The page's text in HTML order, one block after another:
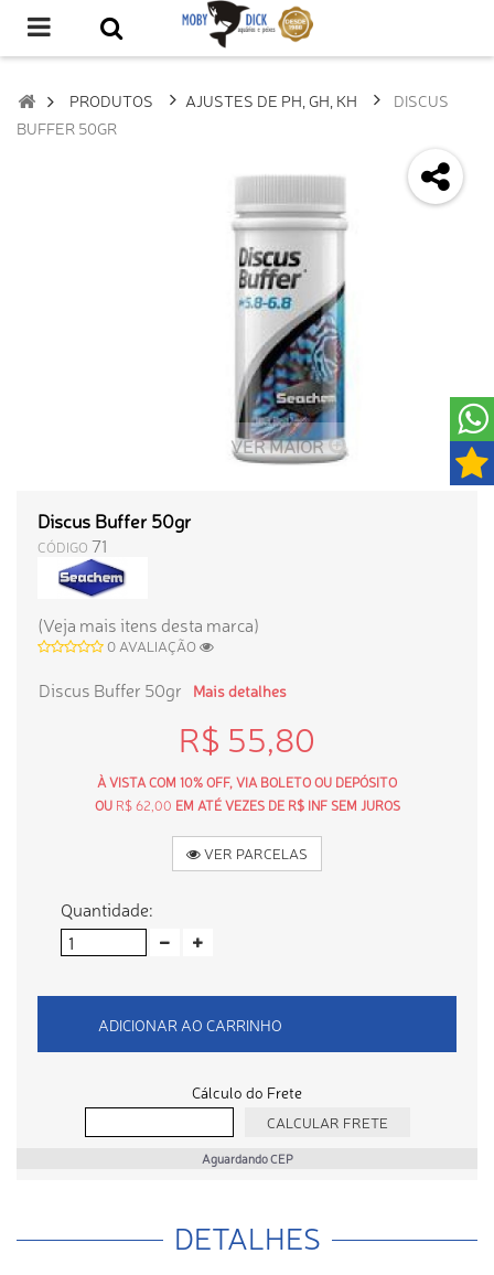
PRODUTOS AJUSTES DE PH, GH, KH
DISCUS
BUFFER 50GR
VER MAIOR
Discus Buffer 50gr
CÓDIGO 71
(Veja mais itens desta marca)
0 AVALIAÇÃO
Discus Buffer 50gr Mais detalhes
R$ 55,80
À VISTA COM 10% OFF, VIA BOLETO OU DEPÓSITO
OU R$ 62,00 EM ATÉ VEZES DE R$ INF SEM JUROS
VER PARCELAS
Quantidade:
ADICIONAR AO CARRINHO
Cálculo do Frete
Aguardando CEP
DETALHES